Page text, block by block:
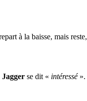
à la baisse, mais
se dit « intéressé